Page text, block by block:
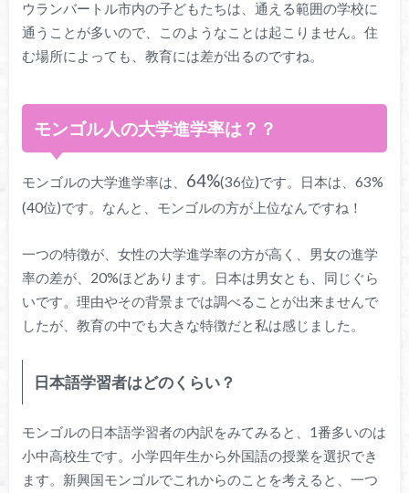
ウランバートル市内の子どもたちは、通える範囲の学校に
通うことが多いので、このようなことは起こりません。住
む場所によっても、教育には差が出るのですね。
モンゴル人の大学進学率は？？
モンゴルの大学進学率は、 64%(36位)です。日本は、63%
(40位)です。なんと、モンゴルの方が上位なんですね！
一つの特徴が、女性の大学進学率の方が高く、男女の進学
率の差が、20%ほどあります。日本は男女とも、同じぐら
いです。理由やその背景までは調べることが出来ませんで
したが、教育の中でも大きな特徴だと私は感じました。
日本語学習者はどのくらい？
モンゴルの日本語学習者の内訳をみてみると、1番多いのは
小中高校生です。小学四年生から外国語の授業を選択でき
ます。新興国モンゴルでこれからのことを考えると、一つ